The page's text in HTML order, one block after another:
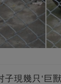
現幾只‘巨